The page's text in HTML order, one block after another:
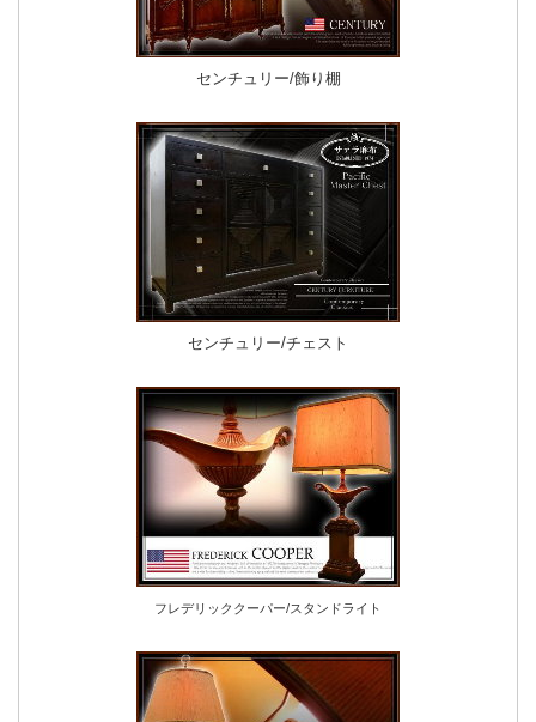
センチュリー/飾り棚
センチュリー/チェスト
フレデリッククーパー/スタンドライト